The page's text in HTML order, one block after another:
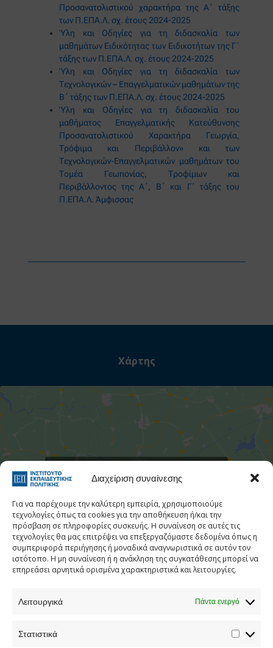
Διαχείριση συναίνεσης
Για να παρέχουμε την καλύτερη εμπειρία, χρησιμοποιούμε
τεχνολογίες όπως τα cookies για την αποθήκευση ή/και την
πρόσβαση σε πληροφορίες συσκευής. Η συναίνεση σε αυτές τις
τεχνολογίες θα μας επιτρέψει να επεξεργαζόμαστε δεδομένα όπως η
συμπεριφορά περιήγησης ή μοναδικά αναγνωριστικά σε αυτόν τον
ιστότοπο. Η μη συναίνεση ή η ανάκληση της συγκατάθεσης μπορεί να
επηρεάσει αρνητικά ορισμένα χαρακτηριστικά και λειτουργίες.
Λειτουργικά Πάντα ενεργό
Στατιστικά
Προσανατολιστικού χαρακτήρα της Α΄ τάξης
των Π.ΕΠΑ.Λ. σχ. έτους 2024-2025
Ύλη και Οδηγίες για τη διδασκαλία των
μαθημάτων Ειδικότητας των Ειδικοτήτων της Γ΄
τάξης των Π.ΕΠΑ.Λ. σχ. έτους 2024-2025
Ύλη και Οδηγίες για τη διδασκαλία των
Τεχνολογικών – Επαγγελματικών μαθημάτων της
B΄ τάξης των Π.ΕΠΑ.Λ. σχ. έτους 2024-2025
Ύλη και Οδηγίες για τη διδασκαλία του
μαθήματος Επαγγελματικής Κατεύθυνσης
Προσανατολιστικού Χαρακτήρα Γεωργία,
Τρόφιμα και Περιβάλλον» και των
Τεχνολογικών-Επαγγελματικών μαθημάτων του
Τομέα Γεωπονίας, Τροφίμων και
Περιβάλλοντος της Α΄, Β΄ και Γ΄ τάξης του
Π.ΕΠΑ.Λ. Άμφισσας
Χάρτης
εμπορικής προώθησης και να
ενεργοποιήσετε αυτό το περιεχόμενο